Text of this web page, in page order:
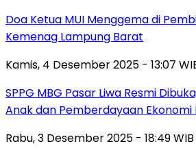
Doa Ketua MUI Menggema di
Kemenag Lampung Barat
Kamis, 4 Desember 2025 - 13:07
SPPG MBG Pasar Liwa Resmi
Anak dan Pemberdayaan Ekonomi
Rabu, 3 Desember 2025 - 18:49 WIB